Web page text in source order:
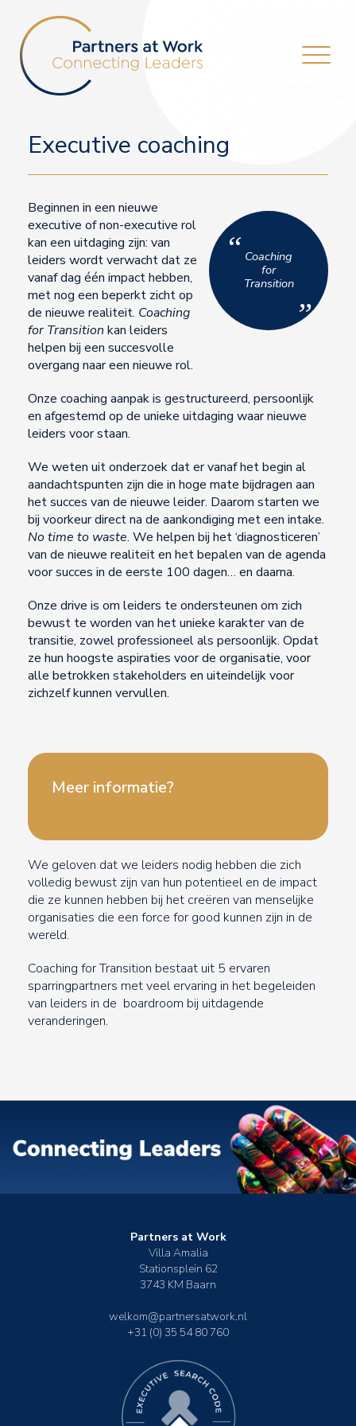
Executive coaching
“ Coaching
for
Transition
”
Beginnen in een nieuwe
executive of non-executive rol
kan een uitdaging zijn: van
leiders wordt verwacht dat ze
vanaf dag één impact hebben,
met nog een beperkt zicht op
de nieuwe realiteit. Coaching
for Transition kan leiders
helpen bij een succesvolle
overgang naar een nieuwe rol.
Onze coaching aanpak is gestructureerd, persoonlijk
en afgestemd op de unieke uitdaging waar nieuwe
leiders voor staan.
We weten uit onderzoek dat er vanaf het begin al
aandachtspunten zijn die in hoge mate bijdragen aan
het succes van de nieuwe leider. Daarom starten we
bij voorkeur direct na de aankondiging met een intake.
No time to waste. We helpen bij het ‘diagnosticeren’
van de nieuwe realiteit en het bepalen van de agenda
voor succes in de eerste 100 dagen… en daarna.
Onze drive is om leiders te ondersteunen om zich
bewust te worden van het unieke karakter van de
transitie, zowel professioneel als persoonlijk. Opdat
ze hun hoogste aspiraties voor de organisatie, voor
alle betrokken stakeholders en uiteindelijk voor
zichzelf kunnen vervullen.
Meer informatie?
We geloven dat we leiders nodig hebben die zich
volledig bewust zijn van hun potentieel en de impact
die ze kunnen hebben bij het creëren van menselijke
organisaties die een force for good kunnen zijn in de
wereld.
Coaching for Transition bestaat uit 5 ervaren
sparringpartners met veel ervaring in het begeleiden
van leiders in de boardroom bij uitdagende
veranderingen.
Partners at Work
Villa Amalia
Stationsplein 62
3743 KM Baarn
welkom@partnersatwork.nl
+31 (0) 35 54 80 760